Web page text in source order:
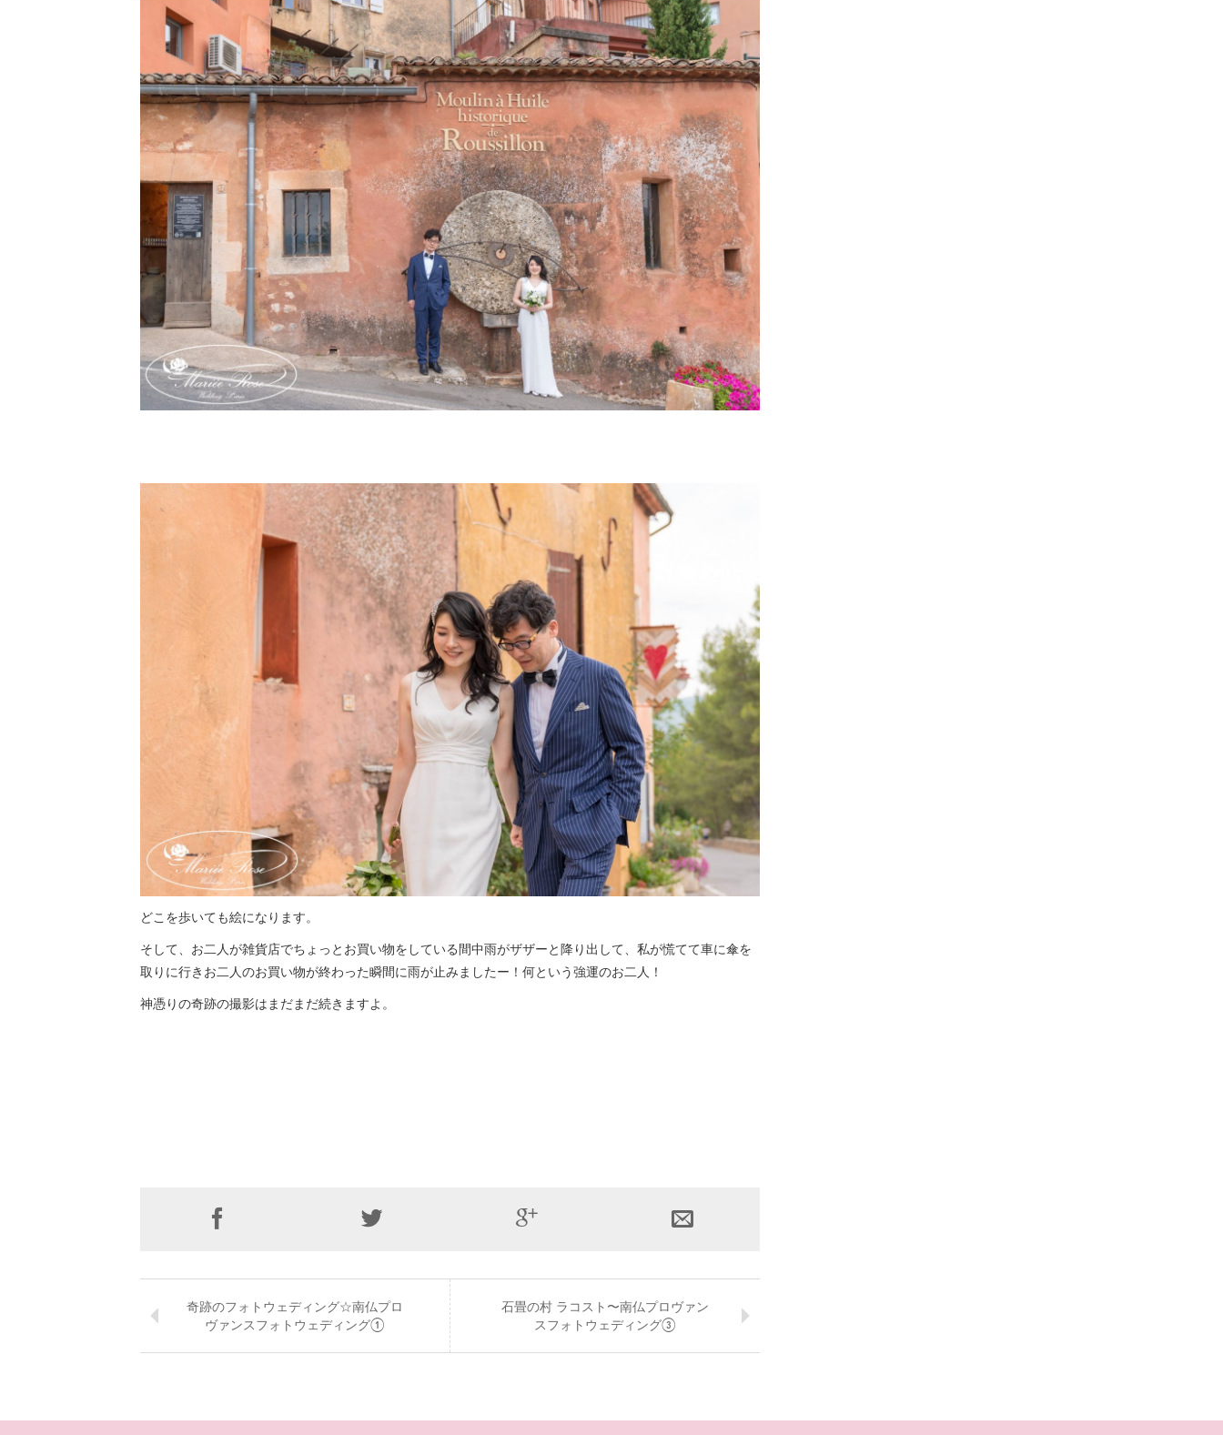
どこを歩いても絵になります。
そして、お二人が雑貨店でちょっとお買い物をしている間中雨がザザーと降り出して、私が慌てて車に傘を
取りに行きお二人のお買い物が終わった瞬間に雨が止みましたー！何という強運のお二人！
神憑りの奇跡の撮影はまだまだ続きますよ。
奇跡のフォトウェディング☆南仏プロ
ヴァンスフォトウェディング①
石畳の村 ラコスト〜南仏プロヴァン
スフォトウェディング③